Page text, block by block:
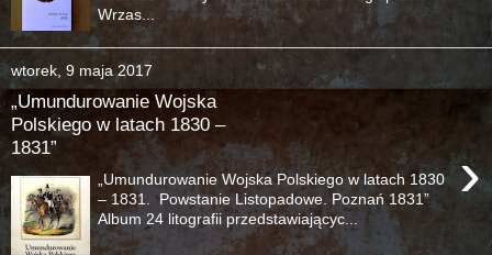
Wrzas...
wtorek, 9 maja 2017
„Umundurowanie Wojska
Polskiego w latach 1830 –
1831”
›
„Umundurowanie Wojska Polskiego w latach 1830
– 1831. Powstanie Listopadowe. Poznań 1831”
Album 24 litografii przedstawiającyc...